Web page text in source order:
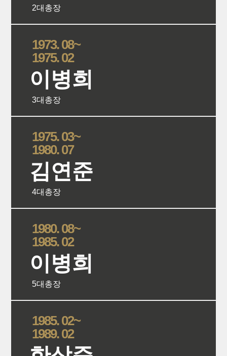
2대총장
1973. 08~
1975. 02
이병희
3대총장
1975. 03~
1980. 07
김연준
4대총장
1980. 08~
1985. 02
이병희
5대총장
1985. 02~
1989. 02